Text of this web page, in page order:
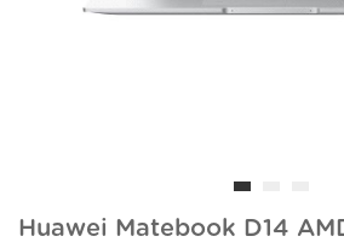
Huawei Matebook D14